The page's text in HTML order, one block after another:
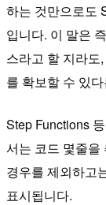
하는 것만으로도
입니다. 이 말은
스라고 할 지라
를 확보할 수 있
Step Functions
서는 코드 몇줄을
경우를 제외하고
표시됩니다.